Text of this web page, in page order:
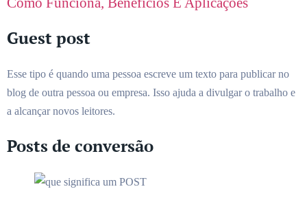
Guest post
Esse tipo é quando uma pessoa escreve um texto para publicar no
blog de outra pessoa ou empresa. Isso ajuda a divulgar o trabalho e
a alcançar novos leitores.
Posts de conversão